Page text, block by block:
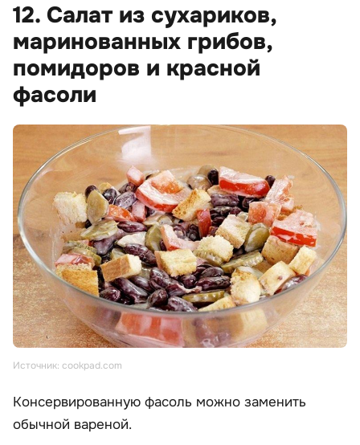
12. Салат из сухариков,
маринованных грибов,
помидоров и красной
фасоли
Источник: cookpad.com
Консервированную фасоль можно заменить
обычной вареной.